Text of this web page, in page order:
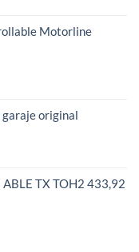
Motorline
original
TX TOH2 433,92